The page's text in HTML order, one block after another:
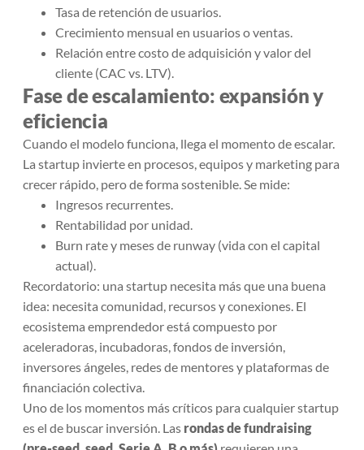
Tasa de retención de usuarios.
Crecimiento mensual en usuarios o ventas.
Relación entre costo de adquisición y valor del
cliente (CAC vs. LTV).
Fase de escalamiento: expansión y
eficiencia
Cuando el modelo funciona, llega el momento de escalar.
La startup invierte en procesos, equipos y marketing para
crecer rápido, pero de forma sostenible. Se mide:
Ingresos recurrentes.
Rentabilidad por unidad.
Burn rate y meses de runway (vida con el capital
actual).
Recordatorio: una startup necesita más que una buena
idea: necesita comunidad, recursos y conexiones. El
ecosistema emprendedor está compuesto por
aceleradoras, incubadoras, fondos de inversión,
inversores ángeles, redes de mentores y plataformas de
financiación colectiva.
Uno de los momentos más críticos para cualquier startup
es el de buscar inversión. Las rondas de fundraising